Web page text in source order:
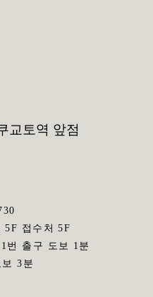
교토역 앞점
5F 접수처 5F
번 출구 도보 1분
3분